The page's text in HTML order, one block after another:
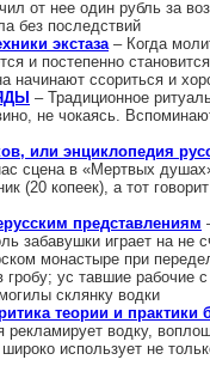
от нее один рубль за
без последствий
экстаза– Когда
и постепенно
начинают ссориться и
– Традиционное
не чокаясь.
или энциклопедия
сцена в «Мертвых
(20 копеек), а тот
представлениям
забавушки играет на не
монастыре при
ус тавшие рабочие
склянку водки
теории и практики
рекламирует водку,
использует не